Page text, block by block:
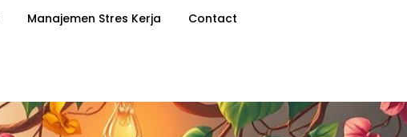
Manajemen Stres Kerja Contact